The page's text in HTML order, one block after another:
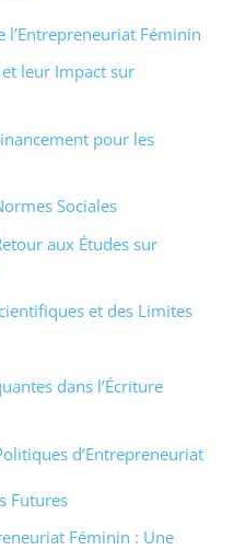
l’Entrepreneuriat Féminin
leur Impact sur
pour les
Sociales
aux Études sur
et des Limites
dans l’Écriture
d’Entrepreneuriat
Futures
Féminin : Une